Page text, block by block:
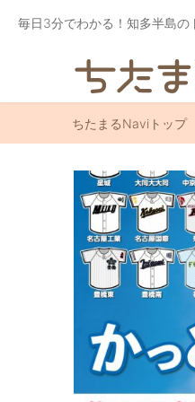
毎日3分でわかる！知多半島の
ちたまるNaviトップ